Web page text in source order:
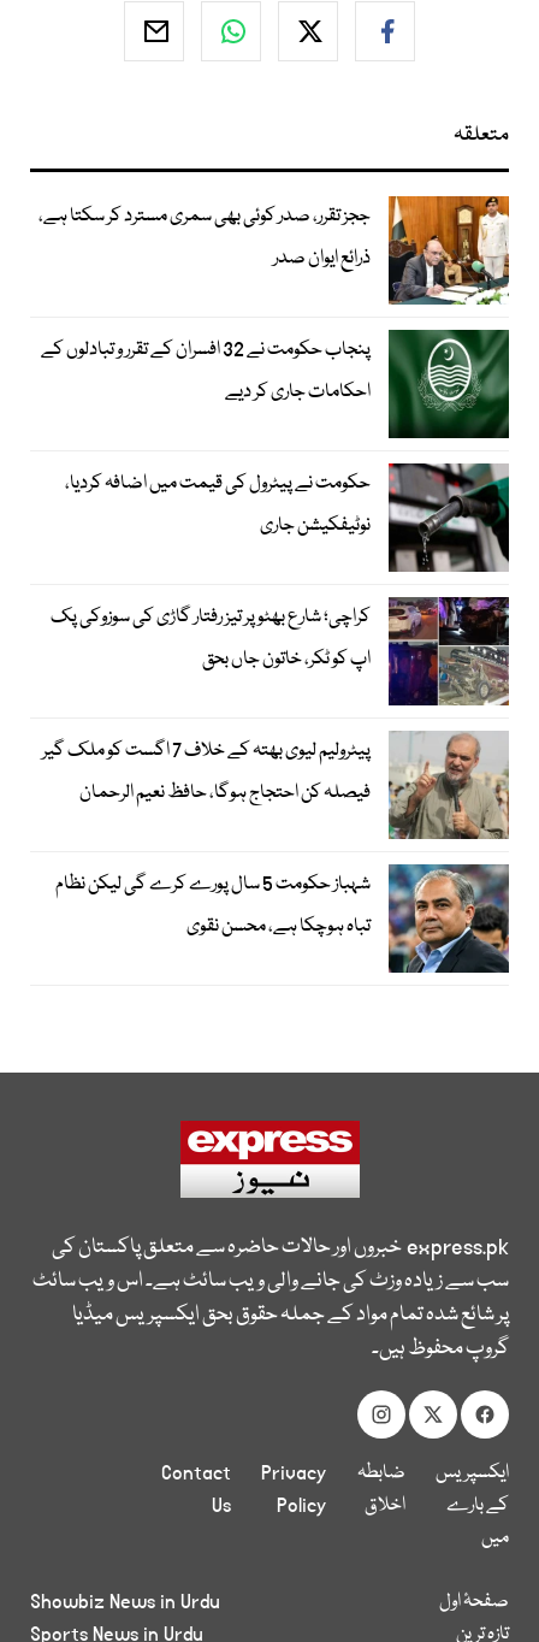
متعلقہ
ججز تقرر، صدر کوئی بھی سمری مسترد کر سکتا ہے،
ذرائع ایوان صدر
پنجاب حکومت نے 32 افسران کے تقرر و تبادلوں کے
احکامات جاری کر دیے
حکومت نے پیٹرول کی قیمت میں اضافہ کردیا،
نوٹیفکیشن جاری
کراچی؛ شارع بھٹو پر تیز رفتار گاڑی کی سوزوکی پک
اپ کو ٹکر، خاتون جاں بحق
پیٹرولیم لیوی بھتہ کے خلاف 7 اگست کو ملک گیر
فیصلہ کن احتجاج ہوگا، حافظ نعیم الرحمان
شہباز حکومت 5 سال پورے کرے گی لیکن نظام
تباہ ہوچکا ہے، محسن نقوی
express.pkخبروں اور حالات حاضرہ سے متعلق پاکستان کی
سب سے زیادہ وزٹ کی جانے والی ویب سائٹ ہے۔ اس ویب سائٹ
پر شائع شدہ تمام مواد کے جملہ حقوق بحق ایکسپریس میڈیا
گروپ محفوظ ہیں۔
ایکسپریس
کے بارے
میں
ضابطہ
اخلاق
Privacy
Policy
Contact
Us
صفحۂ اول
تازہ ترین
Showbiz News in Urdu
Sports News in Urdu